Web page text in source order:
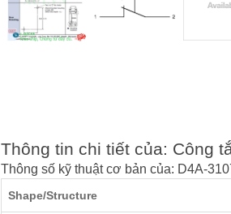
Thông tin chi tiết của: Công
Thông số kỹ thuật cơ bản của: D4A-
Shape/Structure